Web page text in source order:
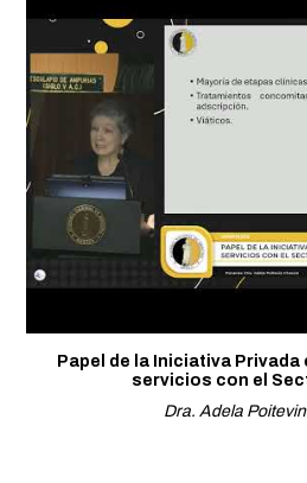
Papel de la Iniciativa
servicios con el
Dra. Adela